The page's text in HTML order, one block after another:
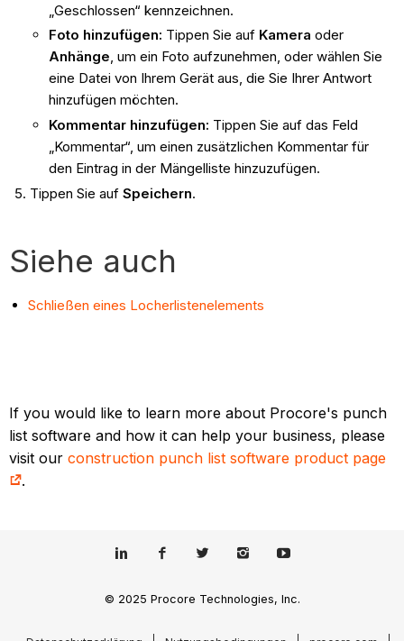
„Geschlossen“ kennzeichnen.
Foto hinzufügen: Tippen Sie auf Kamera oder
Anhänge, um ein Foto aufzunehmen, oder wählen Sie
eine Datei von Ihrem Gerät aus, die Sie Ihrer Antwort
hinzufügen möchten.
Kommentar hinzufügen: Tippen Sie auf das Feld
„Kommentar“, um einen zusätzlichen Kommentar für
den Eintrag in der Mängelliste hinzuzufügen.
Tippen Sie auf Speichern.
Siehe auch
Schließen eines Locherlistenelements
If you would like to learn more about Procore's punch
list software and how it can help your business, please
visit ourconstruction punch list software product page
.
© 2025 Procore Technologies, Inc.